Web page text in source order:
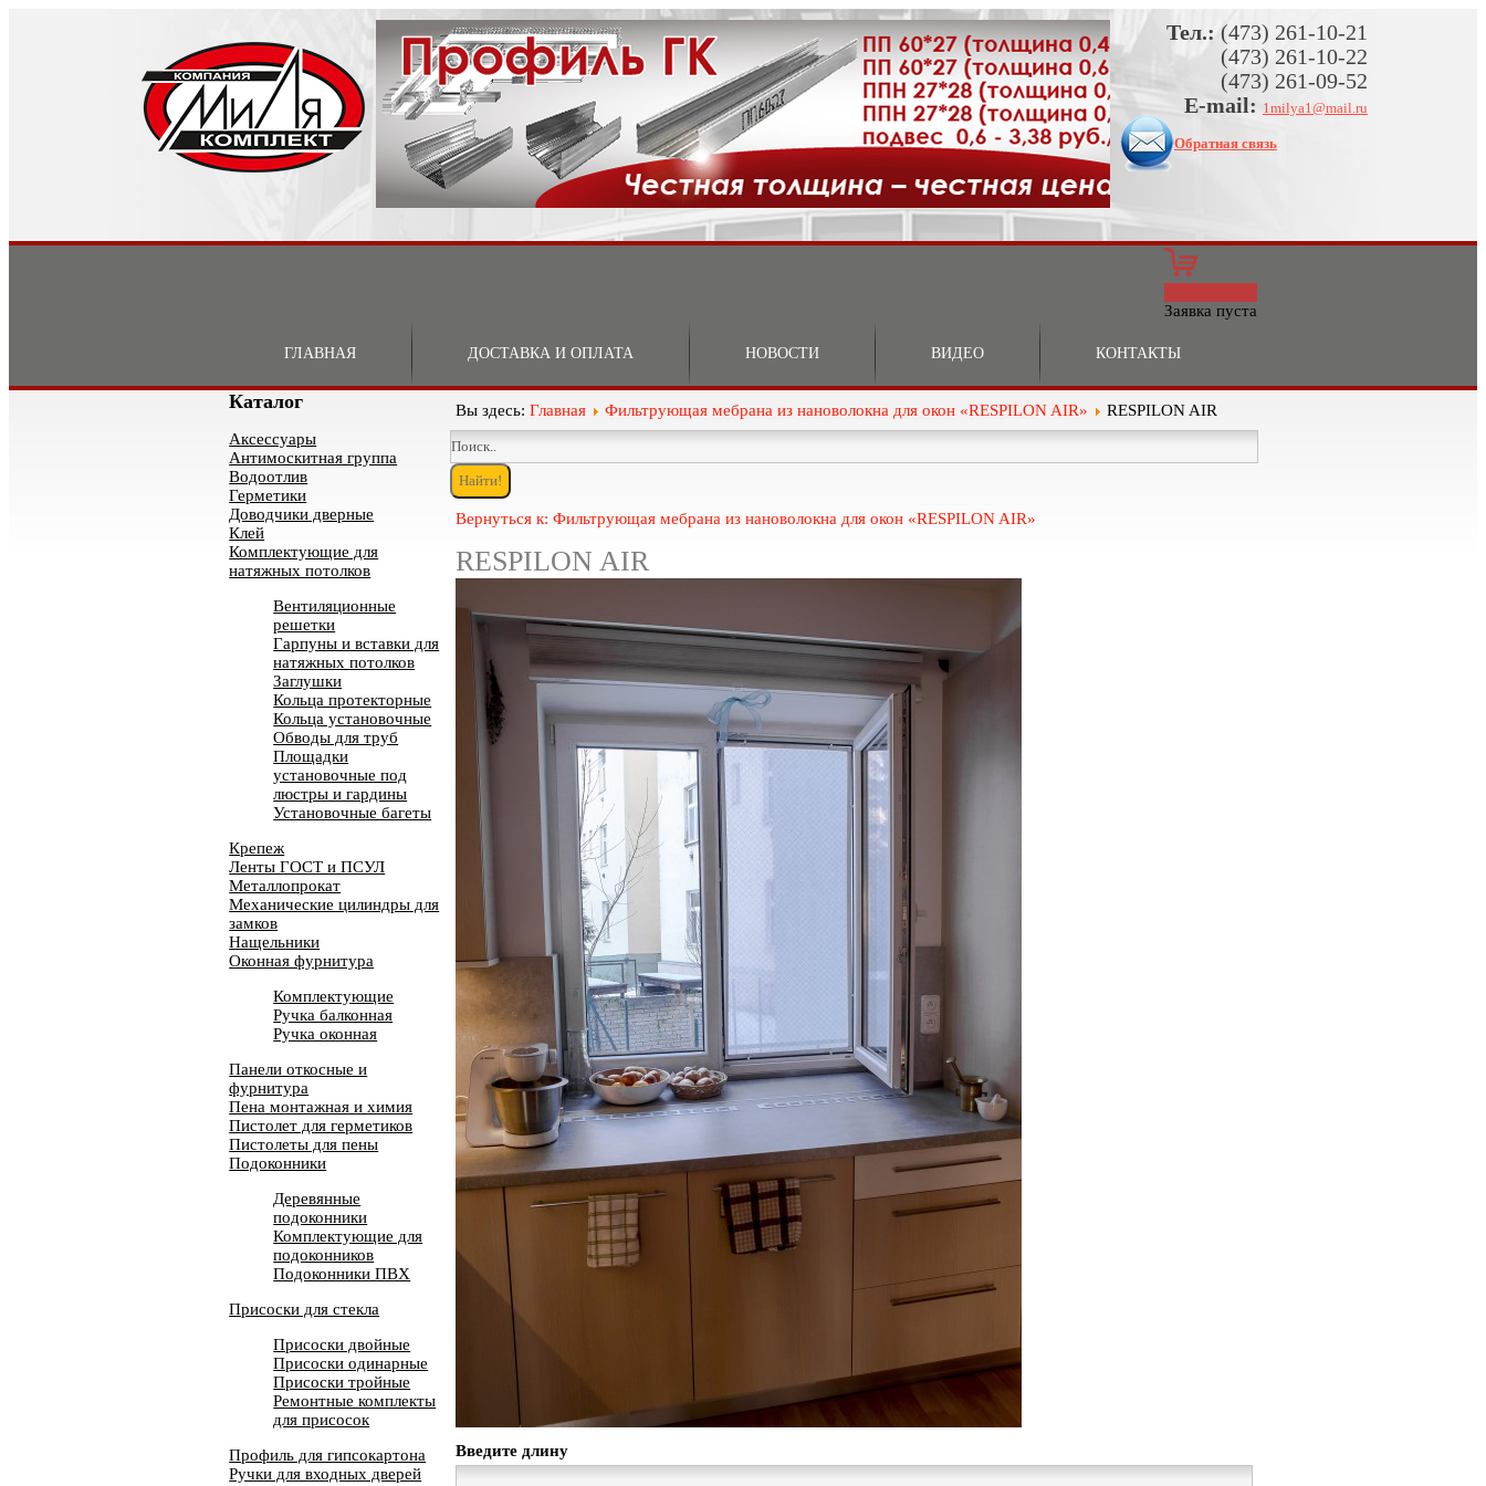
Тел.: (473) 261-10-21
(473) 261-10-22
(473) 261-09-52
E-mail: 1milya1@mail.ru
Обратная связь
Заявка пуста
ГЛАВНАЯ ДОСТАВКА И ОПЛАТА НОВОСТИ ВИДЕО КОНТАКТЫ
Каталог
Аксессуары
Антимоскитная группа
Водоотлив
Герметики
Доводчики дверные
Клей
Комплектующие для
натяжных потолков
Вентиляционные
решетки
Гарпуны и вставки для
натяжных потолков
Заглушки
Кольца протекторные
Кольца установочные
Обводы для труб
Площадки
установочные под
люстры и гардины
Установочные багеты
Крепеж
Ленты ГОСТ и ПСУЛ
Металлопрокат
Механические цилиндры для
замков
Нащельники
Оконная фурнитура
Комплектующие
Ручка балконная
Ручка оконная
Панели откосные и
фурнитура
Пена монтажная и химия
Пистолет для герметиков
Пистолеты для пены
Подоконники
Деревянные
подоконники
Комплектующие для
подоконников
Подоконники ПВХ
Присоски для стекла
Присоски двойные
Присоски одинарные
Присоски тройные
Ремонтные комплекты
для присосок
Профиль для гипсокартона
Ручки для входных дверей
Вы здесь:Главная Фильтрующая мебрана из нановолокна для окон «RESPILON AIR» RESPILON AIR
Вернуться к: Фильтрующая мебрана из нановолокна для окон «RESPILON AIR»
RESPILON AIR
Введите длину